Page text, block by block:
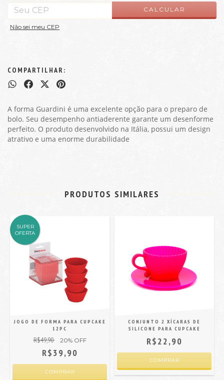
CALCULAR
Não sei meu CEP
COMPARTILHAR:
A forma Guardini é uma excelente opção para o preparo de
bolo. Seu desempenho antiaderente garante um desenforme
perfeito. O produto desenvolvido na Itália, possui um design
atrativo e uma enorme durabilidade
PRODUTOS SIMILARES
SUPER
OFERTA
JOGO DE FORMA PARA CUPCAKE
12PC
R$49,90 20% OFF
R$39,90
CONJUNTO 2 XÍCARAS DE
SILICONE PARA CUPCAKE
R$22,90